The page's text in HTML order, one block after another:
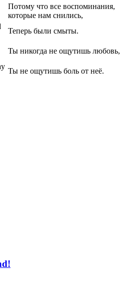
Потому что все воспоминания,
которые нам снились,
Теперь были смыты.
Ты никогда не ощутишь любовь,
Ты не ощутишь боль от неё.